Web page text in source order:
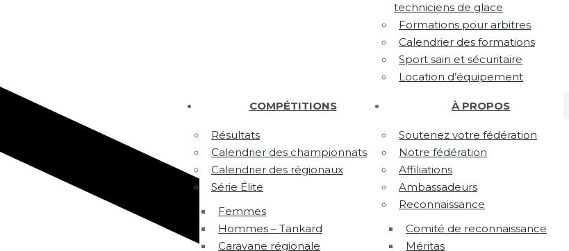
techniciens de glace
Formations pour arbitres
Calendrier des formations
Sport sain et sécuritaire
Location d’équipement
COMPÉTITIONS
Résultats
Calendrier des championnats
Calendrier des régionaux
Série Élite
Femmes
Hommes – Tankard
Caravane régionale
À PROPOS
Soutenez votre fédération
Notre fédération
Affiliations
Ambassadeurs
Reconnaissance
Comité de reconnaissance
Méritas